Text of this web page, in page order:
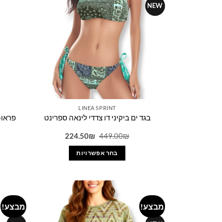
NEW
LINEA SPRINT
בגד ים ביקיני דו צדדי לינאה ספרינט
449.00₪
המחיר
היה:
449.00₪.
224.50₪
המחיר
בחר אפשרויות
יש
מספר
סוגים.
מבצע! מבצע!